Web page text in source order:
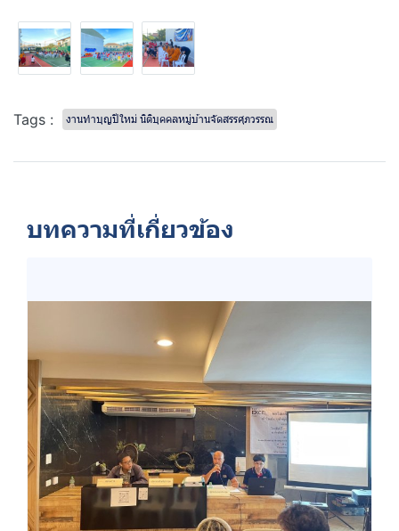
Tags : งานทำบุญปีใหม่ นิติบุคคลหมู่บ้านจัดสรรศุภวรรณ
บทความที่เกี่ยวข้อง